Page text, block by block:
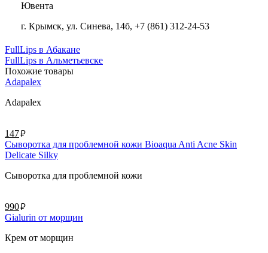
Ювента
г. Крымск, ул. Синева, 14б, +7 (861) 312-24-53
FullLips в Абакане
FullLips в Альметьевске
Похожие товары
Adapalex
Adapalex
147руб.
Сыворотка для проблемной кожи Bioaqua Anti Acne Skin
Delicate Silky
Сыворотка для проблемной кожи
990руб.
Gialurin от морщин
Крем от морщин